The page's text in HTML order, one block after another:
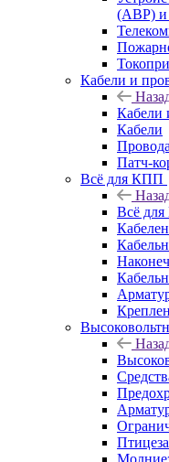
(АВР) и
Кабели и
Кабели
Кабели
Провода
Патч-
Всё для КПП
Всё